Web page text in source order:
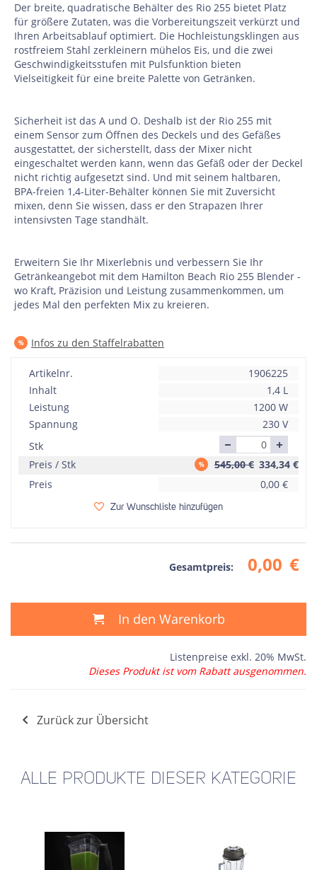
Der breite, quadratische Behälter des Rio 255 bietet Platz
für größere Zutaten, was die Vorbereitungszeit verkürzt und
Ihren Arbeitsablauf optimiert. Die Hochleistungsklingen aus
rostfreiem Stahl zerkleinern mühelos Eis, und die zwei
Geschwindigkeitsstufen mit Pulsfunktion bieten
Vielseitigkeit für eine breite Palette von Getränken.
Sicherheit ist das A und O. Deshalb ist der Rio 255 mit
einem Sensor zum Öffnen des Deckels und des Gefäßes
ausgestattet, der sicherstellt, dass der Mixer nicht
eingeschaltet werden kann, wenn das Gefäß oder der Deckel
nicht richtig aufgesetzt sind. Und mit seinem haltbaren,
BPA-freien 1,4-Liter-Behälter können Sie mit Zuversicht
mixen, denn Sie wissen, dass er den Strapazen Ihrer
intensivsten Tage standhält.
Erweitern Sie Ihr Mixerlebnis und verbessern Sie Ihr
Getränkeangebot mit dem Hamilton Beach Rio 255 Blender -
wo Kraft, Präzision und Leistung zusammenkommen, um
jedes Mal den perfekten Mix zu kreieren.
Infos zu den Staffelrabatten
Artikelnr.
1906225
Inhalt
1,4 L
Leistung
1200 W
Spannung
230 V
Stk
Preis / Stk
545,00 € 334,34 €
Preis
0,00 €
Zur Wunschliste hinzufügen
Gesamtpreis: 0,00 €
In den Warenkorb
Listenpreise exkl. 20% MwSt.
Dieses Produkt ist vom Rabatt ausgenommen.
Zurück zur Übersicht
ALLE PRODUKTE DIESER KATEGORIE